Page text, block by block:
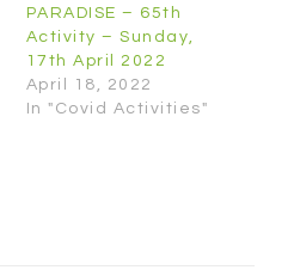
PARADISE – 65th
Activity – Sunday,
17th April 2022
April 18, 2022
In "Covid Activities"